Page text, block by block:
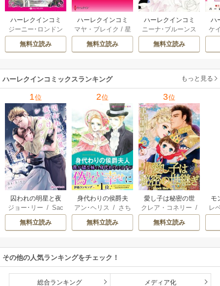
ハーレクインコミ
ックス セット 202
6年 vol.1064 1巻
ジーニー･ロンドン
/橘花夜/メアリ
ー･ライアンズ
ーガン/星合操/ア
ン･ウィール/ 津寺
里可子
無料立読み
ハーレクインコミ
ックス セット 202
6年 vol.1002 1巻
マヤ・ブレイク / 星
野正美/ヘレン･ブ
ルックス/のわきね
ウェイ/一重夕子
無料立読み
ハーレクインコミ
ックス セット 202
6年 vol.1063 1巻
ニーナ･ブルーンス
/おおつきちずる/
レベッカ･ヨーク
ーディ/海野みつる
サラ･ウッド/流
水凛子
無料立読み
ハ
ッ
ケ
/
ザ
ハーレクインコミックスランキング もっと見る
1位
囚われの明星と夜
明けのシュヴァリ
エ
ジョー･リー /Sac
hiyo
無料立読み
2位
身代わりの侯爵夫
人
アン･ヘリス / さち
みりほ
無料立読み
3位
愛し子は秘密の世
継ぎ
クレア・コネリー /
津寺里可子
無料立読み
モ
結
レ
その他の人気ランキングをチェック！
総合ランキング メディア化